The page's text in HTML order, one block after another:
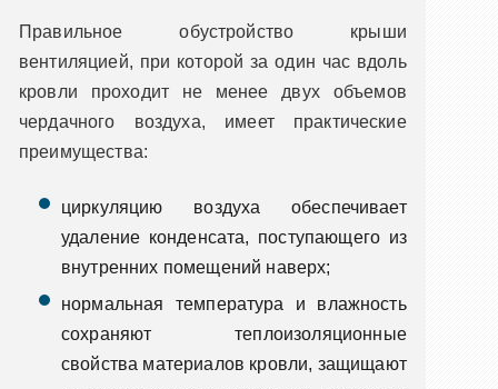
Правильное обустройство крыши
вентиляцией, при которой за один час вдоль
кровли проходит не менее двух объемов
чердачного воздуха, имеет практические
преимущества:
циркуляцию воздуха обеспечивает
удаление конденсата, поступающего из
внутренних помещений наверх;
нормальная температура и влажность
сохраняют теплоизоляционные
свойства материалов кровли, защищают